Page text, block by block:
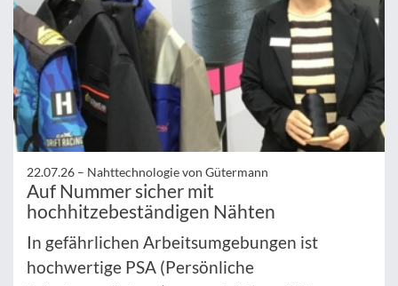
22.07.26 – Nahttechnologie von Gütermann
Auf Nummer sicher mit
hochhitzebeständigen Nähten
In gefährlichen Arbeitsumgebungen ist
hochwertige PSA (Persönliche